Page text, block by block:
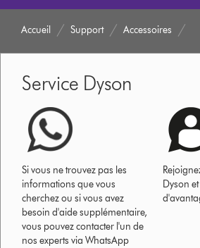
Accueil Support Accessoires
Service Dyson
Si vous ne trouvez pas les
informations que vous
cherchez ou si vous avez
besoin d'aide supplémentaire,
vous pouvez contacter l'un de
nos experts via WhatsApp
Dyson